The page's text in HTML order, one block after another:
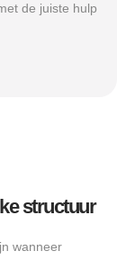
de juiste hulp
structuur
wanneer